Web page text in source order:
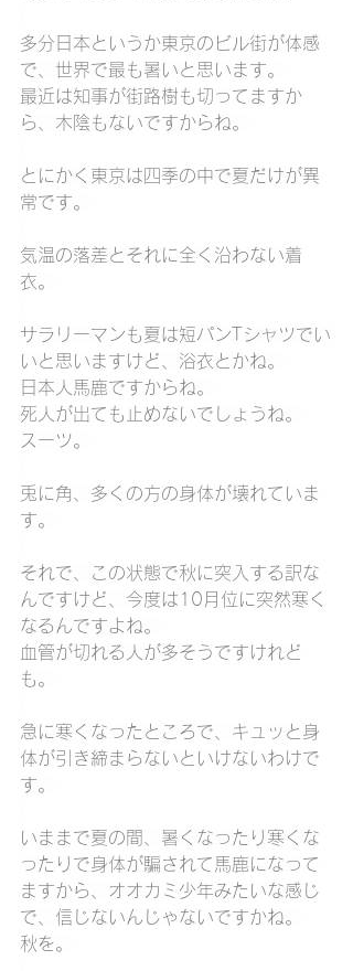
多分日本というか東京のビル街が体感
で、世界で最も暑いと思います。
最近は知事が街路樹も切ってますか
ら、木陰もないですからね。
とにかく東京は四季の中で夏だけが異
常です。
気温の落差とそれに全く沿わない着
衣。
サラリーマンも夏は短パンTシャツでい
いと思いますけど、浴衣とかね。
日本人馬鹿ですからね。
死人が出ても止めないでしょうね。
スーツ。
兎に角、多くの方の身体が壊れていま
す。
それで、この状態で秋に突入する訳な
んですけど、今度は10月位に突然寒く
なるんですよね。
血管が切れる人が多そうですけれど
も。
急に寒くなったところで、キュッと身
体が引き締まらないといけないわけで
す。
いままで夏の間、暑くなったり寒くな
ったりで身体が騙されて馬鹿になって
ますから、オオカミ少年みたいな感じ
で、信じないんじゃないですかね。
秋を。